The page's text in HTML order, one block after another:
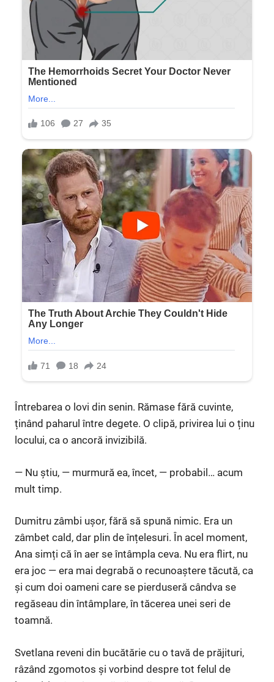
Întrebarea o lovi din senin. Rămase fără cuvinte,
ținând paharul între degete. O clipă, privirea lui o ținu
locului, ca o ancoră invizibilă.
— Nu știu, — murmură ea, încet, — probabil… acum
mult timp.
Dumitru zâmbi ușor, fără să spună nimic. Era un
zâmbet cald, dar plin de înțelesuri. În acel moment,
Ana simți că în aer se întâmpla ceva. Nu era flirt, nu
era joc — era mai degrabă o recunoaștere tăcută, ca
și cum doi oameni care se pierduseră cândva se
regăseau din întâmplare, în tăcerea unei seri de
toamnă.
Svetlana reveni din bucătărie cu o tavă de prăjituri,
râzând zgomotos și vorbind despre tot felul de